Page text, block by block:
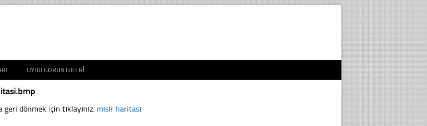
UYDU GÖRÜNTÜLERI
geri dönmek için tıklayınız. mısır haritası